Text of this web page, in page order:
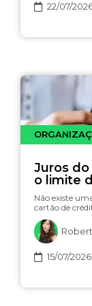
22/07/
Juros
o limite
(com
Não existe
cartão de
15/07/2026